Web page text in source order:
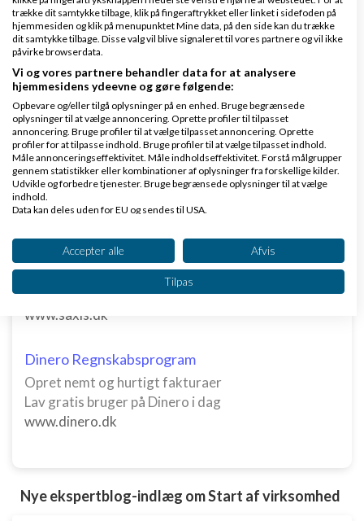
0 svar
Klar lønnen med Danløn
Lav løn på et øjeblik–nemt, sikkert
og billigt. Opret gratis konto.
www.danlon.dk/
Køb en virksomhed
Køb en virksomhed med
kunder og omsætning hos Saxis
www.saxis.dk
Dinero Regnskabsprogram
Opret nemt og hurtigt fakturaer
Lav gratis bruger på Dinero i dag
www.dinero.dk
Nye ekspertblog-indlæg om Start af virksomhed
trække dit samtykke tilbage, klik på fingeraftrykket eller linket i sidefoden på
hjemmesiden og klik på menupunktet Mine data, på den side kan du trække
dit samtykke tilbage. Disse valg vil blive signaleret til vores partnere og vil ikke
påvirke browserdata.
Vi og vores partnere behandler data for at analysere
hjemmesidens ydeevne og gøre følgende:
Opbevare og/eller tilgå oplysninger på en enhed. Bruge begrænsede
oplysninger til at vælge annoncering. Oprette profiler til tilpasset
annoncering. Bruge profiler til at vælge tilpasset annoncering. Oprette
profiler for at tilpasse indhold. Bruge profiler til at vælge tilpasset indhold.
Måle annonceringseffektivitet. Måle indholdseffektivitet. Forstå målgrupper
gennem statistikker eller kombinationer af oplysninger fra forskellige kilder.
Udvikle og forbedre tjenester. Bruge begrænsede oplysninger til at vælge
indhold.
Data kan deles uden for EU og sendes til USA.
Se partnerliste (2 IAB-leverandører)
Vi bruger dine data til følgende formål:
IAB's behandlingsformål:
Opbevare og/eller tilgå oplysninger på en
Bruge begrænsede oplysninger til at vælge
annoncering
Oprette profiler til tilpasset annoncering
Oprette profiler for at tilpasse indhold
Accepter alle Afvis
Tilpas